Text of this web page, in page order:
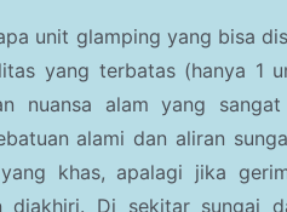
unit glamping yang bisa
yang terbatas (hanya 1
nuansa alam yang
alami dan aliran
khas, apalagi jika
diakhiri. Di sekitar sungai